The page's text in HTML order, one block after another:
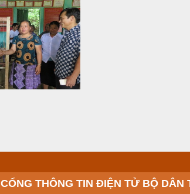
CỔNG THÔNG TIN ĐIỆN TỬ BỘ DÂN